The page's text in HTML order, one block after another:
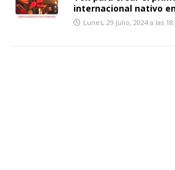
internacional nativo
Lunes, 29 Julio, 2024 a las